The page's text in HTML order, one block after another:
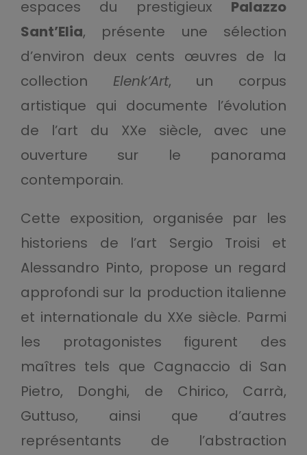
espaces du prestigieux Palazzo
Sant’Elia, présente une sélection
d’environ deux cents œuvres de la
collection Elenk’Art, un corpus
artistique qui documente l’évolution
de l’art du XXe siècle, avec une
ouverture sur le panorama
contemporain.
Cette exposition, organisée par les
historiens de l’art Sergio Troisi et
Alessandro Pinto, propose un regard
approfondi sur la production italienne
et internationale du XXe siècle. Parmi
les protagonistes figurent des
maîtres tels que Cagnaccio di San
Pietro, Donghi, de Chirico, Carrà,
Guttuso, ainsi que d’autres
représentants de l’abstraction